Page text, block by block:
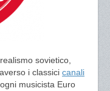
sovietico,
i classici canali
musicista Euro